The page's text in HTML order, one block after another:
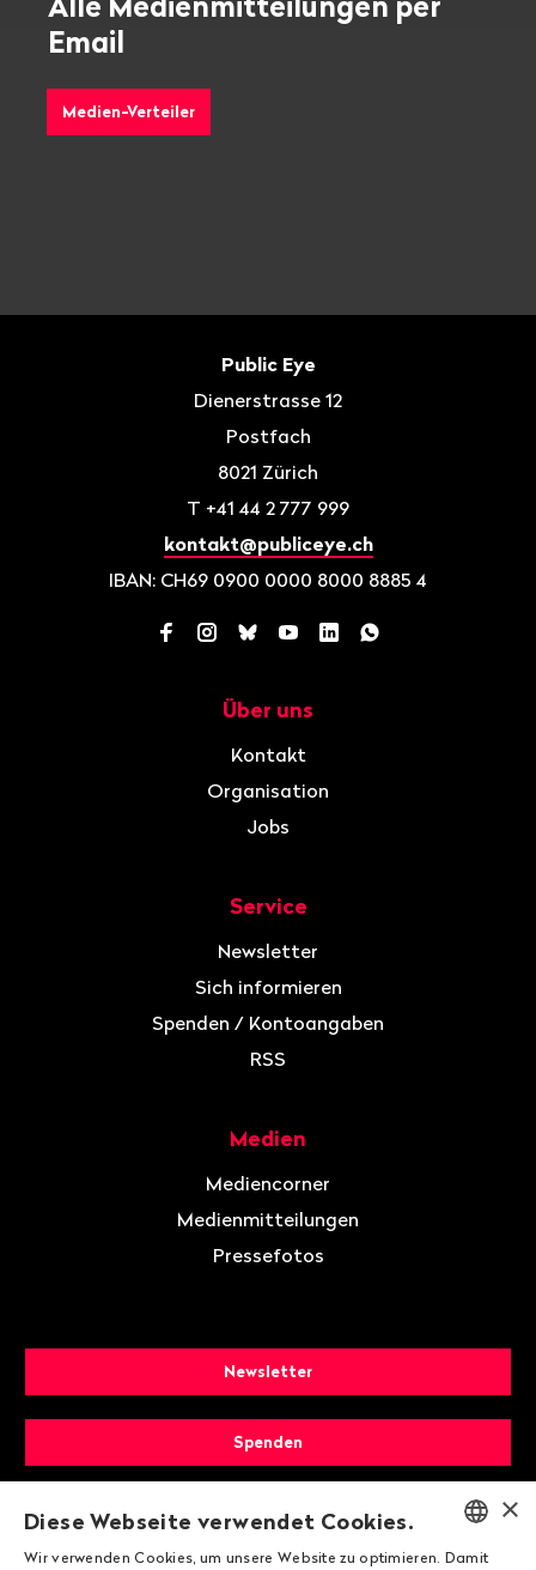
Email
Medien-Verteiler
Public Eye
Dienerstrasse 12
Postfach
8021 Zürich
T +41 44 2 777 999
kontakt@publiceye.ch
IBAN: CH69 0900 0000 8000 8885 4
Facebook
Instagram
BlueskyYouTube
LinkedInWhatsApp
Über uns
Kontakt
Organisation
Jobs
Service
Newsletter
Sich informieren
Spenden / Kontoangaben
RSS
Medien
Mediencorner
Medienmitteilungen
Pressefotos
Newsletter
Spenden
Mitglied werden ×
Diese Webseite verwendet Cookies.
Wir verwenden Cookies, um unsere Website zu optimieren. Damit